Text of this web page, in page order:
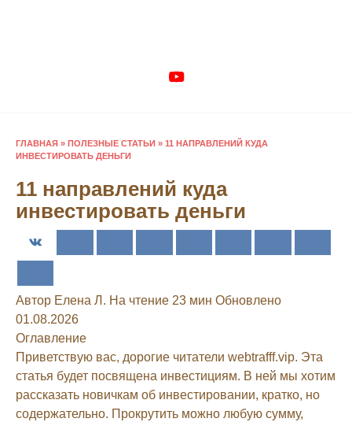
ГЛАВНАЯ » ПОЛЕЗНЫЕ СТАТЬИ » 11 НАПРАВЛЕНИЙ КУДА
ИНВЕСТИРОВАТЬ ДЕНЬГИ
11 направлений куда
инвестировать деньги
Автор Елена Л. На чтение 23 мин Обновлено
01.08.2026
Оглавление
Приветствую вас, дорогие читатели webtrafff.vip. Эта
статья будет посвящена инвестициям. В ней мы хотим
рассказать новичкам об инвестировании, кратко, но
содержательно. Прокрутить можно любую сумму,